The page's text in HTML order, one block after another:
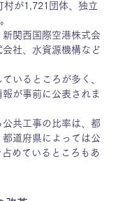
村が1,721団体、独立
関西国際空港株式会
社、水資源機構など
いるところが多く、
が事前に公表されま
共工事の比率は、都
道府県によっては公
めているところもあ